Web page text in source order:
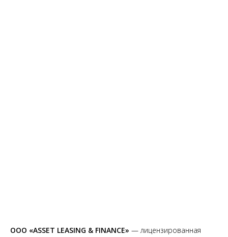
ООО «ASSET LEASING & FINANCE» — лицензированная